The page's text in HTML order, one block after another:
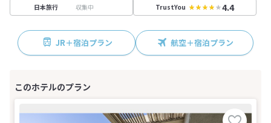
日本旅行 収集中 TrustYou 4.4
JR＋宿泊プラン 航空＋宿泊プラン